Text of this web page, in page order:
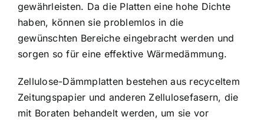
gewährleisten. Da die Platten eine hohe Dichte
haben, können sie problemlos in die
gewünschten Bereiche eingebracht werden und
sorgen so für eine effektive Wärmedämmung.
Zellulose-Dämmplatten bestehen aus recyceltem
Zeitungspapier und anderen Zellulosefasern, die
mit Boraten behandelt werden, um sie vor